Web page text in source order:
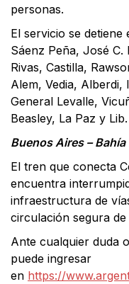
personas.
El servicio se
Sáenz Peña, José
Rivas, Castilla,
Alem, Vedia,
General Levalle,
Beasley, La Paz y
Buenos Aires – Bahía
El tren que conecta
encuentra
infraestructura de
circulación segura
Ante cualquier duda
puede ingresar
en https://